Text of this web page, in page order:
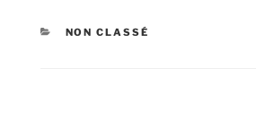
CATÉGORIES
NON CLASSÉ